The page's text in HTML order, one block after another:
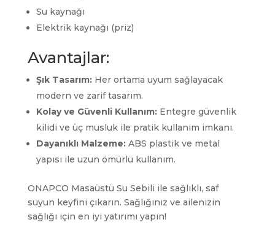
Su kaynağı
Elektrik kaynağı (priz)
Avantajlar:
Şık Tasarım:Her ortama uyum sağlayacak
modern ve zarif tasarım.
Kolay ve Güvenli Kullanım:Entegre güvenlik
kilidi ve üç musluk ile pratik kullanım imkanı.
Dayanıklı Malzeme:ABS plastik ve metal
yapısı ile uzun ömürlü kullanım.
ONAPCO Masaüstü Su Sebili ile sağlıklı, saf
suyun keyfini çıkarın. Sağlığınız ve ailenizin
sağlığı için en iyi yatırımı yapın!